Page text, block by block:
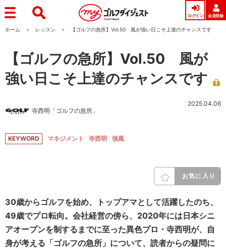
ログイン 会員登録
ホーム レッスン 【ゴルフの急所】Vol.50 風が強い日こそ上達のチャンスです
【ゴルフの急所】Vol.50 風が
強い日こそ上達のチャンスです
寺西明「ゴルフの急所」
2025.04.06
KEYWORD マネジメント 寺西明 強風
お気に入り
30歳からゴルフを始め、トップアマとして活躍したのち、
49歳でプロ転向。会社経営の傍ら、2020年には日本シニ
アオープンを制するまでに至った異色プロ・寺西明が、自
身が考える「ゴルフの急所」について、読者からの疑問に